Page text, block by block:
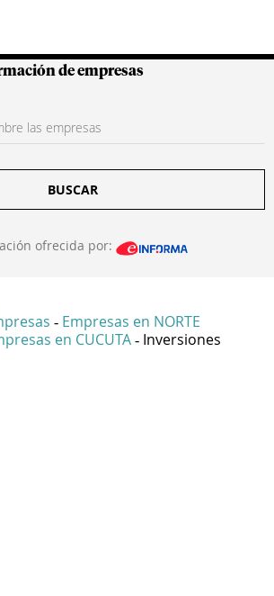
Colombianas
de empresas
BUSCAR
ofrecida por:
- Empresas en NORTE
en CUCUTA - Inversiones